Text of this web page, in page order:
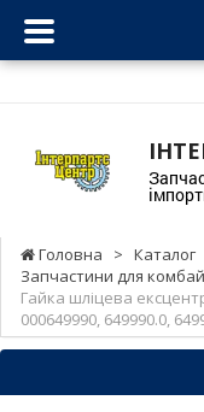
Головна > Каталог
Запчастини для
Гайка шліцева
000649990, 649990.0,